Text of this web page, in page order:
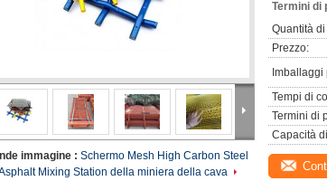
immagine : Schermo Mesh High Carbon Steel
Mixing Station della miniera della cava
Termini di
Quantità
Prezzo:
Tempi di
Termini di
Capacità